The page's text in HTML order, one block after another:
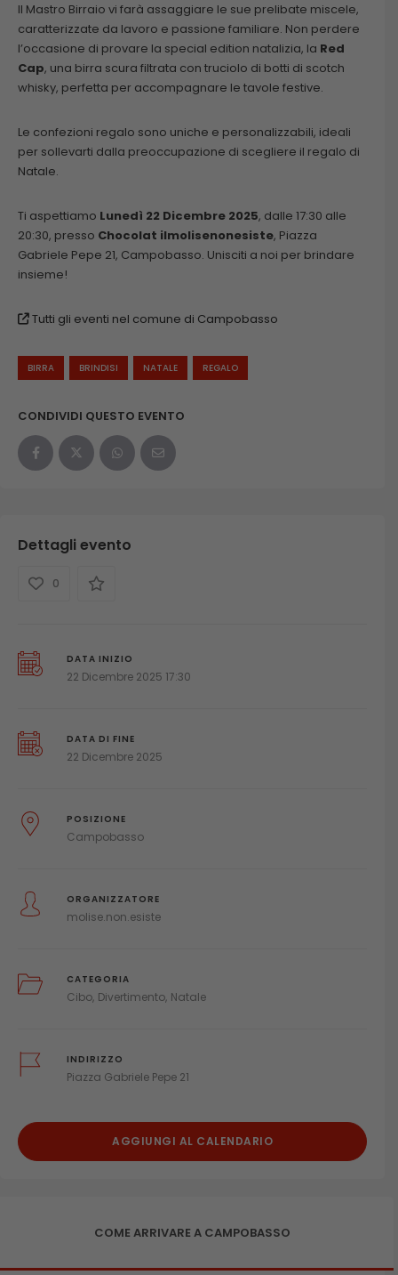
Il Mastro Birraio vi farà assaggiare le sue prelibate miscele,
caratterizzate da lavoro e passione familiare. Non perdere
l’occasione di provare la special edition natalizia, la Red
Cap, una birra scura filtrata con truciolo di botti di scotch
whisky, perfetta per accompagnare le tavole festive.
Le confezioni regalo sono uniche e personalizzabili, ideali
per sollevarti dalla preoccupazione di scegliere il regalo di
Natale.
Ti aspettiamo Lunedì 22 Dicembre 2025, dalle 17:30 alle
20:30, presso Chocolat ilmolisenonesiste, Piazza
Gabriele Pepe 21, Campobasso. Unisciti a noi per brindare
insieme!
Tutti gli eventi nel comune di Campobasso
BIRRA BRINDISI NATALE REGALO
CONDIVIDI QUESTO EVENTO
Dettagli evento
0
DATA INIZIO
22 Dicembre 2025 17:30
DATA DI FINE
22 Dicembre 2025
POSIZIONE
Campobasso
ORGANIZZATORE
molise.non.esiste
CATEGORIA
Cibo Divertimento Natale
INDIRIZZO
Piazza Gabriele Pepe 21
AGGIUNGI AL CALENDARIO
COME ARRIVARE A CAMPOBASSO